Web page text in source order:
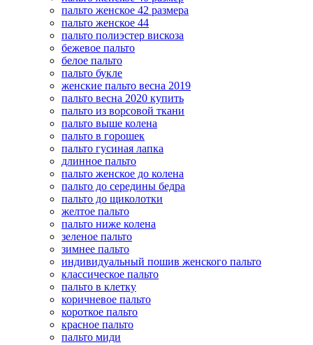
пальто женское 42 размера
пальто женское 44
пальто полиэстер вискоза
бежевое пальто
белое пальто
пальто букле
женские пальто весна 2019
пальто весна 2020 купить
пальто из ворсовой ткани
пальто выше колена
пальто в горошек
пальто гусиная лапка
длинное пальто
пальто женское до колена
пальто до середины бедра
пальто до щиколотки
желтое пальто
пальто ниже колена
зеленое пальто
зимнее пальто
индивидуальный пошив женского пальто
классическое пальто
пальто в клетку
коричневое пальто
короткое пальто
красное пальто
пальто миди